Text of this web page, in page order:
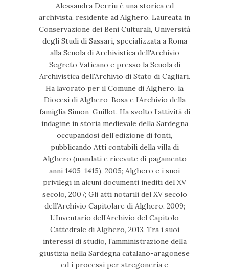
Alessandra Derriu è una storica ed
archivista, residente ad Alghero. Laureata in
Conservazione dei Beni Culturali, Università
degli Studi di Sassari, specializzata a Roma
alla Scuola di Archivistica dell'Archivio
Segreto Vaticano e presso la Scuola di
Archivistica dell'Archivio di Stato di Cagliari.
Ha lavorato per il Comune di Alghero, la
Diocesi di Alghero-Bosa e l’Archivio della
famiglia Simon-Guillot. Ha svolto l’attività di
indagine in storia medievale della Sardegna
occupandosi dell’edizione di fonti,
pubblicando Atti contabili della villa di
Alghero (mandati e ricevute di pagamento
anni 1405-1415), 2005; Alghero e i suoi
privilegi in alcuni documenti inediti del XV
secolo, 2007; Gli atti notarili del XV secolo
dell’Archivio Capitolare di Alghero, 2009;
L’Inventario dell’Archivio del Capitolo
Cattedrale di Alghero, 2013. Tra i suoi
interessi di studio, l’amministrazione della
giustizia nella Sardegna catalano-aragonese
ed i processi per stregoneria e